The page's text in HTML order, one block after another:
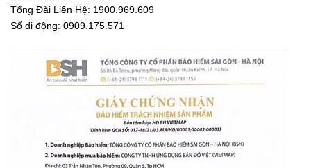
Tổng Đài Liên Hệ: 1900.969.609
Số di động: 0909.175.571